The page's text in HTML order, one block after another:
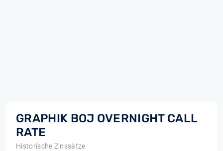
GRAPHIK BOJ OVERNIGHT CALL
RATE
Historische Zinssätze